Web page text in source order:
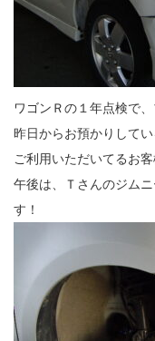
ワゴンＲの１年点検で
昨日からお預かりして
ご利用いただいてるお
午後は、Ｔさんのジム
す！